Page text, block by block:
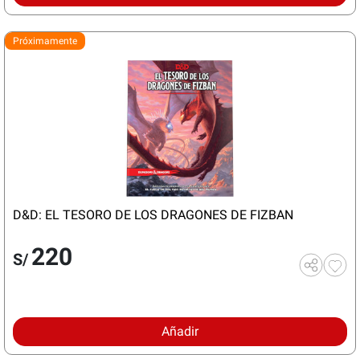
Próximamente
D&D: EL TESORO DE LOS DRAGONES DE FIZBAN
S/ 220
Añadir